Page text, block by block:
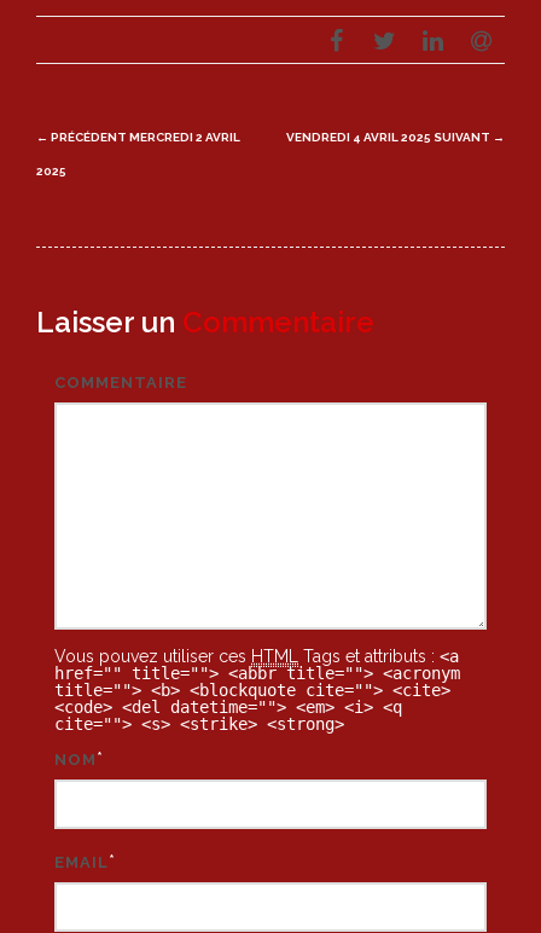
Post
navigation
← PRÉCÉDENT MERCREDI 2 AVRIL
2025
VENDREDI 4 AVRIL 2025 SUIVANT →
Laisser un Commentaire
COMMENTAIRE
Vous pouvez utiliser ces HTML Tags et attributs : <a
href="" title=""> <abbr title=""> <acronym
title=""> <b> <blockquote cite=""> <cite>
<code> <del datetime=""> <em> <i> <q
cite=""> <s> <strike> <strong>
NOM *
EMAIL*